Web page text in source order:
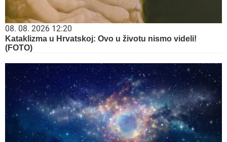
08. 08. 2026 12:20
Kataklizma u Hrvatskoj: Ovo u životu nismo videli!
(FOTO)